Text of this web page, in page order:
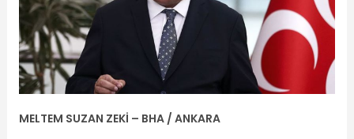
MELTEM SUZAN ZEKİ – BHA / ANKARA